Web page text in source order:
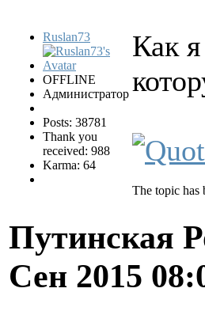
Ruslan73
OFFLINE
Администратор
Posts: 38781
Thank you
received: 988
Karma: 64
Как
The topic has
Путинская
Сен 2015